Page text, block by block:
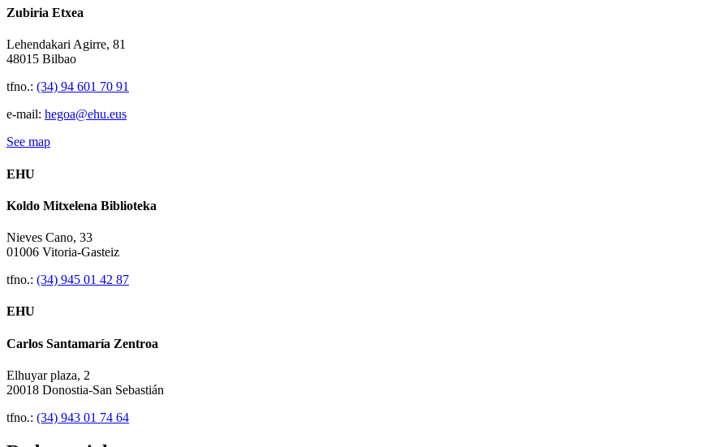
Zubiria Etxea
Lehendakari Agirre, 81
48015 Bilbao
tfno.: (34) 94 601 70 91
e-mail: hegoa@ehu.eus
See map
EHU
Koldo Mitxelena Biblioteka
Nieves Cano, 33
01006 Vitoria-Gasteiz
tfno.: (34) 945 01 42 87
EHU
Carlos Santamaría Zentroa
Elhuyar plaza, 2
20018 Donostia-San Sebastián
tfno.: (34) 943 01 74 64